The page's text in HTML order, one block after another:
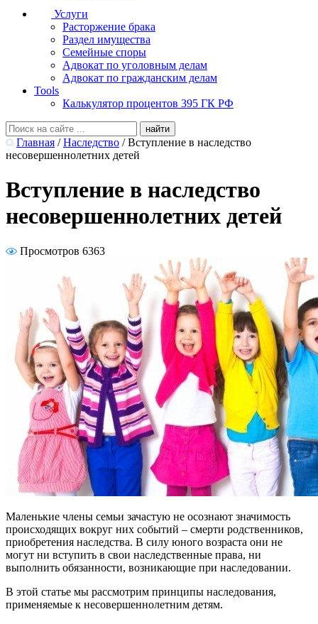
Услуги
Расторжение брака
Раздел имущества
Семейные споры
Адвокат по уголовным делам
Адвокат по гражданским делам
Tools
Калькулятор процентов 395 ГК РФ
Главная / Наследство / Вступление в наследство
несовершеннолетних детей
Вступление в наследство
несовершеннолетних детей
Просмотров 6363
Маленькие члены семьи зачастую не осознают значимость
происходящих вокруг них событий – смерти родственников,
приобретения наследства. В силу юного возраста они не
могут ни вступить в свои наследственные права, ни
выполнить обязанности, возникающие при наследовании.
В этой статье мы рассмотрим принципы наследования,
применяемые к несовершеннолетним детям.